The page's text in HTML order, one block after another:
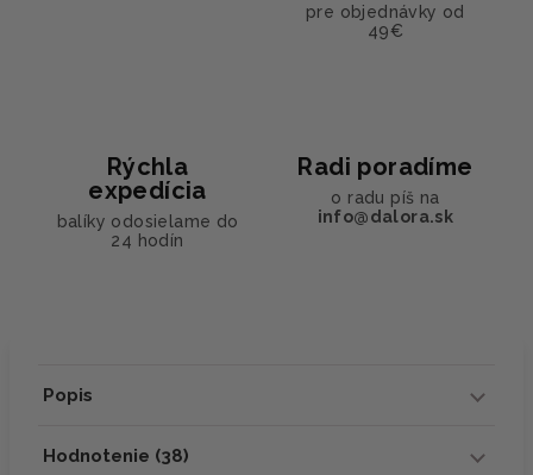
pre objednávky od
49€
Rýchla
expedícia
balíky odosielame do
24 hodín
Radi poradíme
o radu píš na
info@dalora.sk
Popis
Hodnotenie (38)